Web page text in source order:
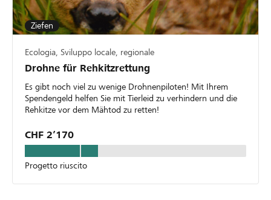
Ziefen
Ecologia, Sviluppo locale, regionale
Drohne für Rehkitzrettung
Es gibt noch viel zu wenige Drohnenpiloten! Mit Ihrem
Spendengeld helfen Sie mit Tierleid zu verhindern und die
Rehkitze vor dem Mähtod zu retten!
CHF 2’170
Progetto riuscito